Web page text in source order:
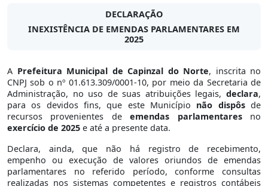
DECLARAÇÃO
INEXISTÊNCIA DE EMENDAS PARLAMENTARES EM
2025
A Prefeitura Municipal de Capinzal do Norte, inscrita no
CNPJ sob o nº 01.613.309/0001-10, por meio da Secretaria de
Administração, no uso de suas atribuições legais, declara,
para os devidos fins, que este Município não dispôsde
recursos provenientes deemendas parlamentaresno
exercício de 2025 e até a presente data.
Declara, ainda, que não há registro de recebimento,
empenho ou execução de valores oriundos de emendas
parlamentares no referido período, conforme consultas
realizadas nos sistemas competentes e registros contábeis